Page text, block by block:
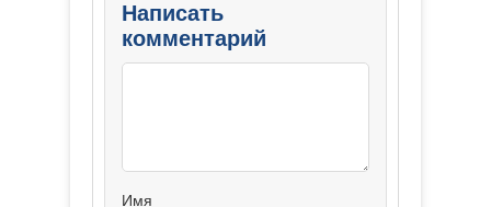
Написать
комментарий
Имя